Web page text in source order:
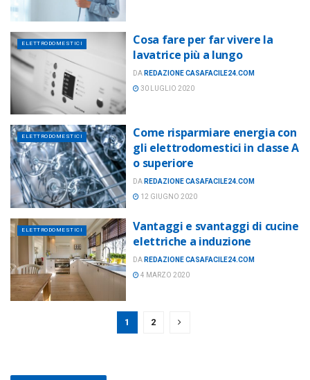
ELETTRODOMESTICI
Cosa fare per far vivere la
lavatrice più a lungo
DA REDAZIONE CASAFACILE24.COM
30 LUGLIO 2020
ELETTRODOMESTICI
Come risparmiare energia con
gli elettrodomestici in classe A
o superiore
DA REDAZIONE CASAFACILE24.COM
12 GIUGNO 2020
ELETTRODOMESTICI
Vantaggi e svantaggi di cucine
elettriche a induzione
DA REDAZIONE CASAFACILE24.COM
4 MARZO 2020
1 2